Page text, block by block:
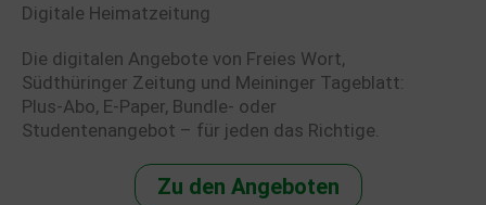
Digitale Heimatzeitung
Die digitalen Angebote von Freies Wort,
Südthüringer Zeitung und Meininger Tageblatt:
Plus-Abo, E-Paper, Bundle- oder
Studentenangebot – für jeden das Richtige.
Zu den Angeboten